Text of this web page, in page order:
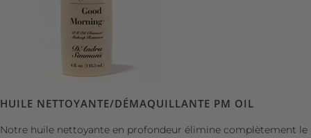
HUILE NETTOYANTE/DÉMAQUILLANTE PM OIL
Notre huile nettoyante en profondeur élimine complètement le